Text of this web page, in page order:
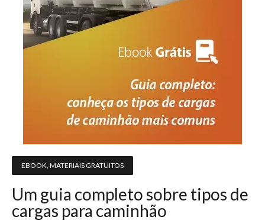
EBOOK MATERIAIS GRATUITOS
Um guia completo sobre tipos de
cargas para caminhão